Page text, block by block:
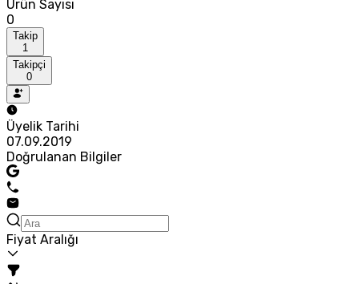
Ürün Sayısı
0
Takip
1
Takipçi
0
Üyelik Tarihi
07.09.2019
Doğrulanan Bilgiler
Fiyat Aralığı